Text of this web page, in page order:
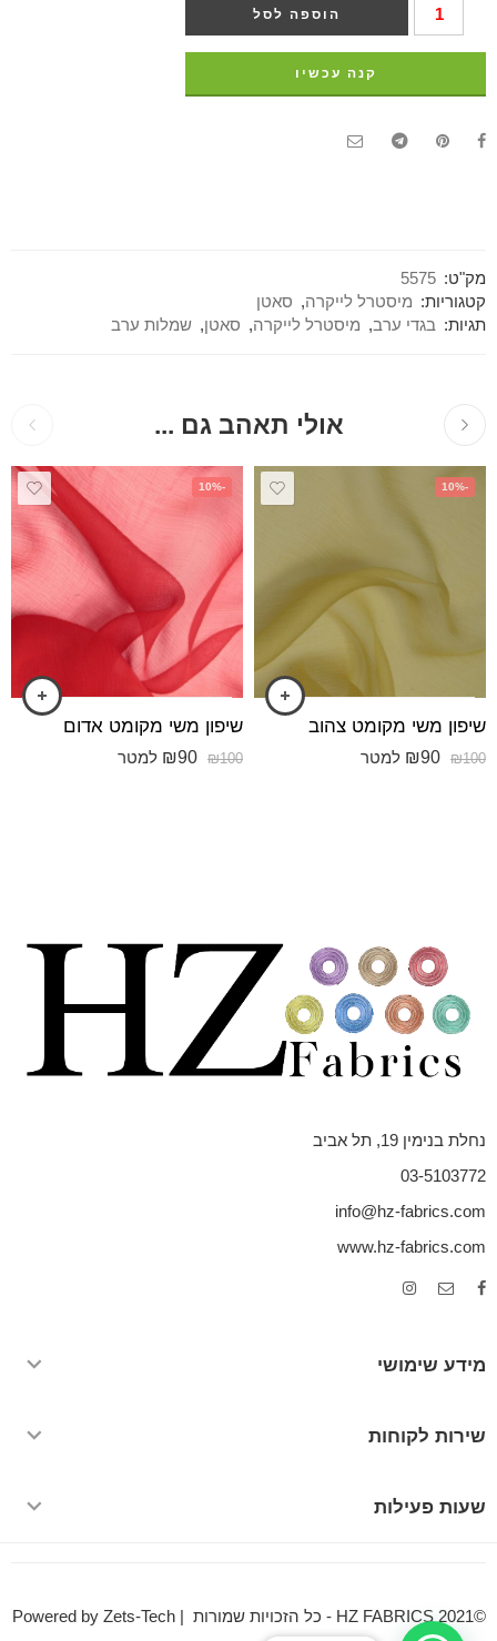
הוספה לסל
קנה עכשיו
מק"ט: 5575
קטגוריות: מיסטרל לייקרה, סאטן
תגיות: בגדי ערב, מיסטרל לייקרה, סאטן, שמלות ערב
אולי תאהב גם ...
-10%
שיפון משי מקומט צהוב
₪100
₪90 למטר
-10%
שיפון משי מקומט אדום
₪100
₪90 למטר
נחלת בנימין 19, תל אביב
03-5103772
info@hz-fabrics.com
www.hz-fabrics.com
מידע שימושי
שירות לקוחות
שעות פעילות
©HZ FABRICS 2021 - כל הזכויות שמורות | Powered by Zets-Tech